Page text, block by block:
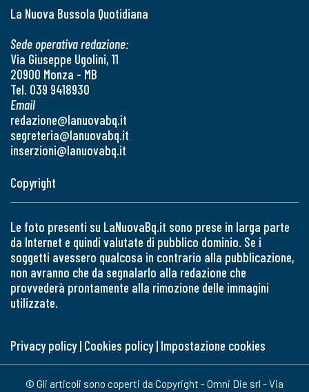
La Nuova Bussola Quotidiana
Sede operativa redazione:
Via Giuseppe Ugolini, 11
20900 Monza - MB
Tel. 039 9418930
Email
redazione@lanuovabq.it
segreteria@lanuovabq.it
inserzioni@lanuovabq.it
Copyright
Le foto presenti su LaNuovaBq.it sono prese in larga parte
da Internet e quindi valutate di pubblico dominio. Se i
soggetti avessero qualcosa in contrario alla pubblicazione,
non avranno che da segnalarlo alla redazione che
provvederà prontamente alla rimozione delle immagini
utilizzate.
Privacy policy| Cookies policy| Impostazione cookies
© Gli articoli sono coperti da Copyright - Omni Die srl - Via